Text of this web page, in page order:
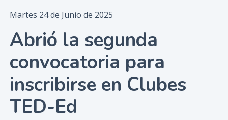
e
n
i
o
Martes 24 de Junio de 2025
Abrió la segunda
convocatoria para
inscribirse en Clubes
TED-Ed